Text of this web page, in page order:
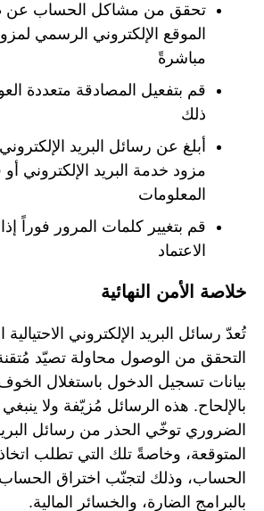
تحقق من مشاكل الحساب عن
الموقع الإلكتروني الرسمي
مباشرةً
قم بتفعيل المصادقة متعددة
ذلك
أبلغ عن رسائل البريد الإلكتروني
مزود خدمة البريد الإلكتروني
المعلومات
قم بتغيير كلمات المرور فوراً
الاعتماد
خلاصة الأمن النهائية
تُعدّ رسائل البريد الإلكتروني
التحقق من الوصول محاولة تصيّد
بيانات تسجيل الدخول باستغلال
بالإلحاح. هذه الرسائل مُزيّفة ولا
الضروري توخّي الحذر من رسائل البريد
المتوقعة، وخاصةً تلك التي تطلب
الحساب، وذلك لتجنّب اختراق
بالبرامج الضارة، والخسائر المالية.